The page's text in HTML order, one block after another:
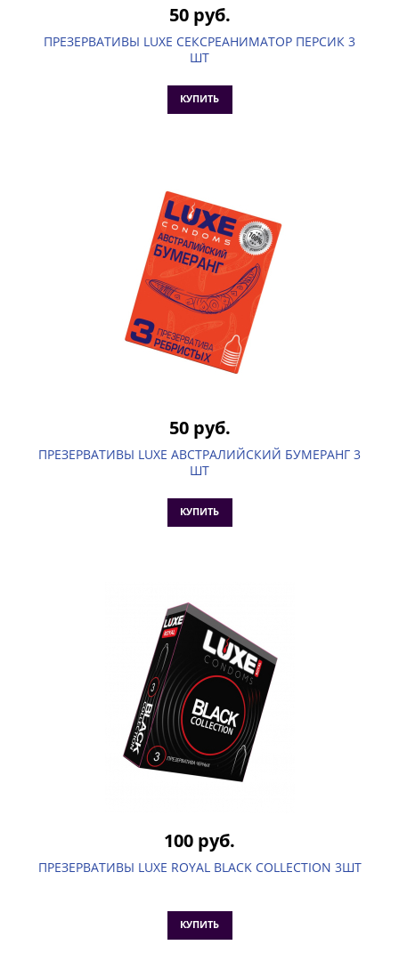
50 руб.
ПРЕЗЕРВАТИВЫ LUXE СЕКСРЕАНИМАТОР ПЕРСИК 3
ШТ
КУПИТЬ
50 руб.
ПРЕЗЕРВАТИВЫ LUXE АВСТРАЛИЙСКИЙ БУМЕРАНГ 3
ШТ
КУПИТЬ
100 руб.
ПРЕЗЕРВАТИВЫ LUXE ROYAL BLACK COLLECTION 3ШТ
КУПИТЬ